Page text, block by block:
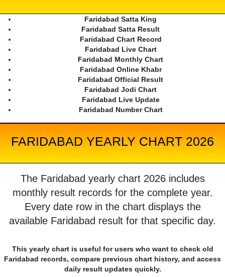
Faridabad Satta King
Faridabad Satta Result
Faridabad Chart Record
Faridabad Live Chart
Faridabad Monthly Chart
Faridabad Online Khabr
Faridabad Official Result
Faridabad Jodi Chart
Faridabad Live Update
Faridabad Number Chart
FARIDABAD YEARLY CHART 2026
The Faridabad yearly chart 2026 includes
monthly result records for the complete year.
Every date row in the chart displays the
available Faridabad result for that specific day.
This yearly chart is useful for users who want to check old
Faridabad records, compare previous chart history, and access
daily result updates quickly.